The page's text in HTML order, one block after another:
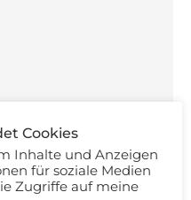
Cookies
Inhalte und Anzeigen
für soziale Medien
Zugriffe auf meine